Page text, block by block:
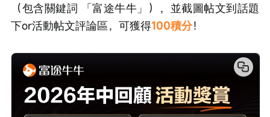
（包含關鍵詞 「富途牛牛」），並截圖帖文到話題
下or活動帖文評論區，可獲得100積分！